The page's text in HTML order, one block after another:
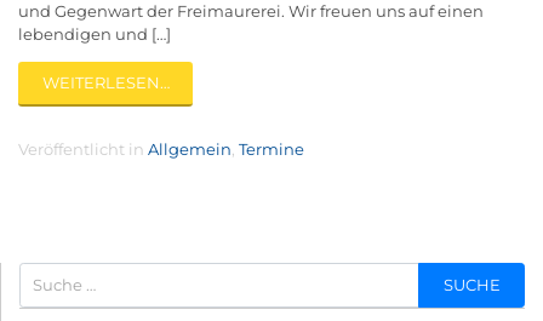
und Gegenwart der Freimaurerei. Wir freuen uns auf einen
lebendigen und […]
WEITERLESEN…
Veröffentlicht in Allgemein Termine